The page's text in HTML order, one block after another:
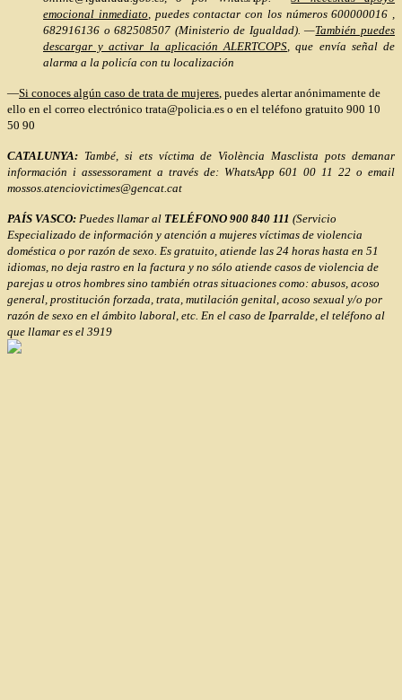
emocional inmediato , puedes contactar con los números 600000016 ,
682916136 o 682508507 (Ministerio de Igualdad).—También puedes
descargar y activar la aplicación ALERTCOPS , que envía señal de
alarma a la policía con tu localización
—Si conoces algún caso de trata de mujeres , puedes alertar anónimamente de
ello en el correo electrónico trata@policia.es o en el teléfono gratuito 900 10
50 90
CATALUNYA: També, si ets víctima de Violència Masclista pots demanar
información i assessorament a través de: WhatsApp 601 00 11 22 o email
mossos.atenciovictimes@gencat.cat
PAÍS VASCO: Puedes llamar al TELÉFONO 900 840 111 (Servicio
Especializado de información y atención a mujeres víctimas de violencia
doméstica o por razón de sexo. Es gratuito, atiende las 24 horas hasta en 51
idiomas, no deja rastro en la factura y no sólo atiende casos de violencia de
parejas u otros hombres sino también otras situaciones como: abusos, acoso
general, prostitución forzada, trata, mutilación genital, acoso sexual y/o por
razón de sexo en el ámbito laboral, etc. En el caso de Iparralde, el teléfono al
que llamar es el 3919